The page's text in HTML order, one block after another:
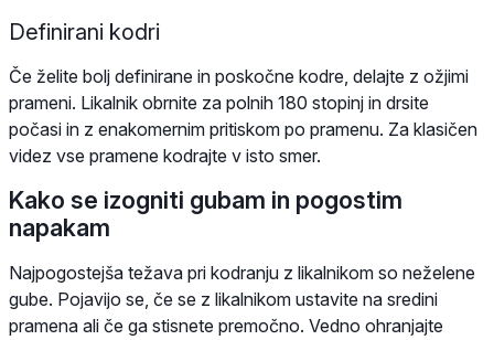
Definirani kodri
Če želite bolj definirane in poskočne kodre, delajte z ožjimi
prameni. Likalnik obrnite za polnih 180 stopinj in drsite
počasi in z enakomernim pritiskom po pramenu. Za klasičen
videz vse pramene kodrajte v isto smer.
Kako se izogniti gubam in pogostim
napakam
Najpogostejša težava pri kodranju z likalnikom so neželene
gube. Pojavijo se, če se z likalnikom ustavite na sredini
pramena ali če ga stisnete premočno. Vedno ohranjajte